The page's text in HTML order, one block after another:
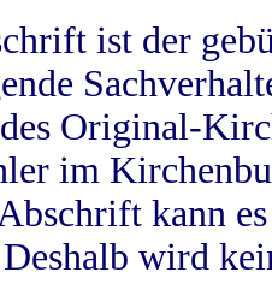
ist der
Original-
im
kann
wird